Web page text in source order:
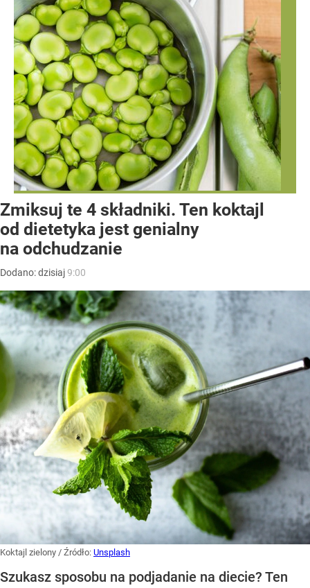
Zmiksuj te 4 składniki. Ten koktajl
od dietetyka jest genialny
na odchudzanie
Dodano:dzisiaj9:00
Koktajl zielony / Źródło: Unsplash
Szukasz sposobu na podjadanie na diecie? Ten